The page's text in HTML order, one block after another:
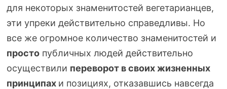
для некоторых знаменитостей вегетарианцев,
эти упреки действительно справедливы. Но
все же огромное количество знаменитостей и
простопубличных людей действительно
осуществили переворот в своих жизненных
принципах и позициях, отказавшись навсегда